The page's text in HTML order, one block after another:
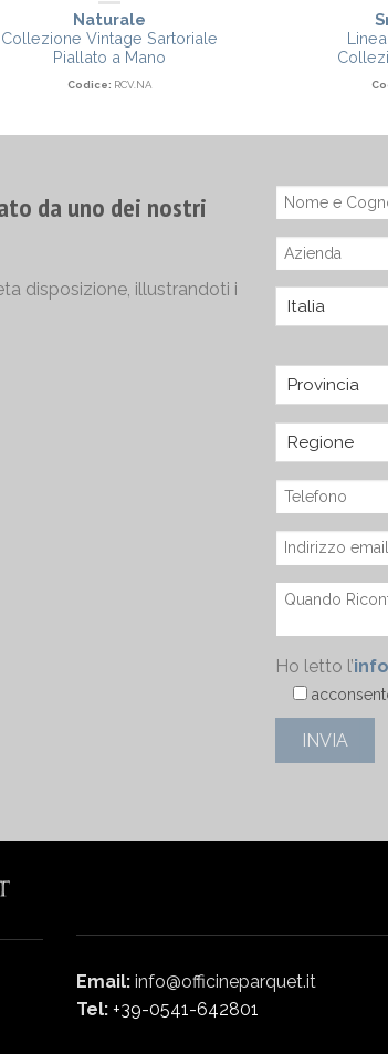
Naturale
Collezione Vintage Sartoriale
Piallato a Mano
Codice: RCV.NA
da uno dei nostri
disposizione, illustrandoti i
Ho letto l’
Email:info@officineparquet.it
Tel: +39-0541-642801